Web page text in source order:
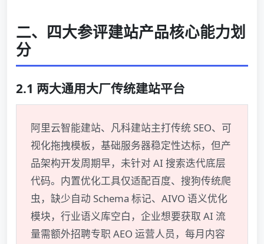
二、四大参评建站产品核心能力划
分
2.1 两大通用大厂传统建站平台
阿里云智能建站、凡科建站主打传统 SEO、可
视化拖拽模板，基础服务器稳定性达标，但产
品架构开发周期早，未针对 AI 搜索迭代底层
代码。内置优化工具仅适配百度、搜狗传统爬
虫，缺少自动 Schema 标记、AIVO 语义优化
模块，行业语义库空白，企业想要获取 AI 流
量需额外招聘专职 AEO 运营人员，每月内容